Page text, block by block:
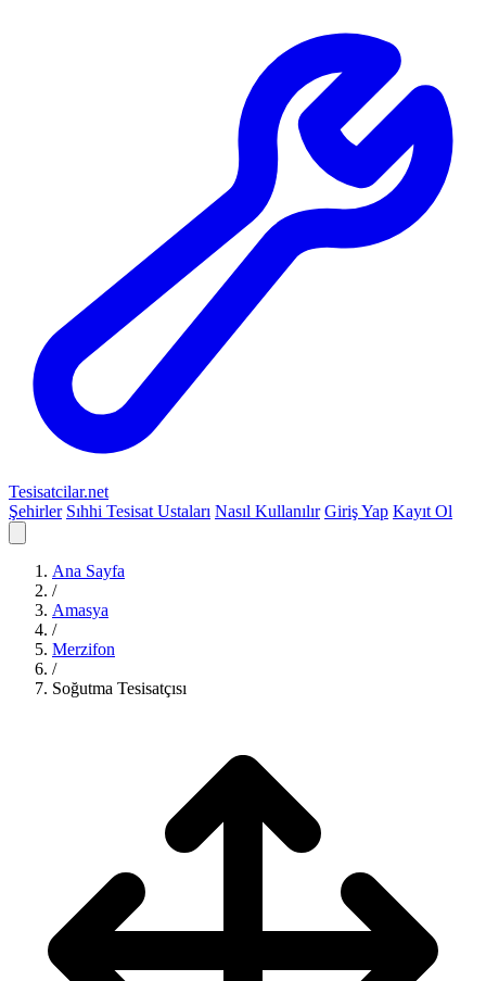
Tesisatcilar.net
Şehirler Sıhhi Tesisat Ustaları Nasıl Kullanılır Giriş Yap Kayıt Ol
Ana Sayfa
/
Amasya
/
Merzifon
/
Soğutma Tesisatçısı